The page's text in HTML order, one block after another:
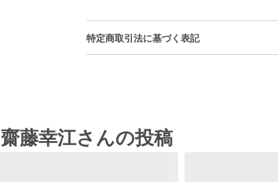
特定商取引法に基づく表記
齋藤幸江さんの投稿